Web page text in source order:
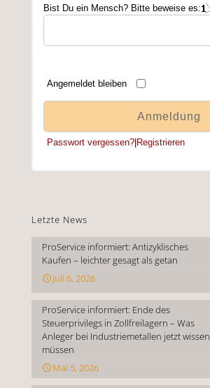
Bist Du ein Mensch? Bitte beweise es:
Angemeldet bleiben
Passwort vergessen? Registrieren
Letzte News
ProService informiert: Antizyklisches
Kaufen – leichter gesagt als getan
Juli 6, 2026
ProService informiert: Ende des
Steuerprivilegs in Zollfreilagern – Was
Anleger bei Industriemetallen jetzt wissen
müssen
Mai 5, 2026